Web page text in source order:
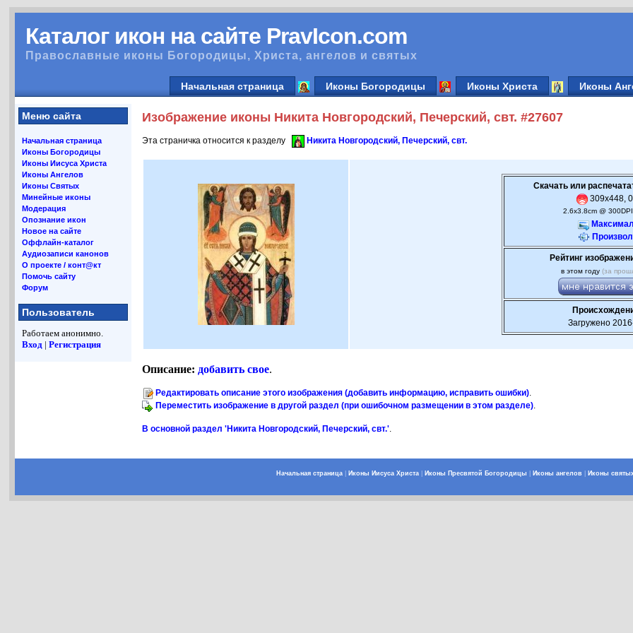
Каталог икон на сайте PravIcon.com
Православные иконы Богородицы, Христа, ангелов и святых
Начальная страница Иконы Богородицы Иконы Христа Иконы
Меню сайта
Начальная страница
Иконы Богородицы
Иконы Иисуса Христа
Иконы Ангелов
Иконы Святых
Минейные иконы
Модерация
Опознание икон
Новое на сайте
Оффлайн-каталог
Аудиозаписи канонов
О проекте / конт@кт
Помочь сайту
Форум
Пользователь
Работаем анонимно.
Вход |Регистрация
Изображение иконы Никита Новгородский, Печерский, свт. #27607
Эта страничка относится к разделу Никита Новгородский, Печерский, свт.
Скачать или
309x448,
2.6x3.8cm @
Рейтинг
в этом году (за
Загружено
Описание: добавить свое.
Редактировать описание этого изображения (добавить информацию, исправить ошибки).
Переместить изображение в другой раздел (при ошибочном размещении в этом разделе).
В основной раздел 'Никита Новгородский, Печерский, свт.'.
Начальная страница Иконы Иисуса Христа Иконы Пресвятой Богородицы Иконы ангелов Иконы